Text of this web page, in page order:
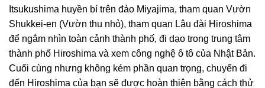
Itsukushima huyền bí trên đảo Miyajima, tham quan Vườn
Shukkei-en (Vườn thu nhỏ), tham quan Lâu đài Hiroshima
để ngắm nhìn toàn cảnh thành phố, đi dạo trong trung tâm
thành phố Hiroshima và xem công nghệ ô tô của Nhật Bản.
Cuối cùng nhưng không kém phần quan trọng, chuyến đi
đến Hiroshima của bạn sẽ được hoàn thiện bằng cách thử